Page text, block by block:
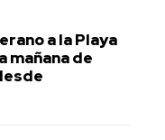
a la Playa
mañana de